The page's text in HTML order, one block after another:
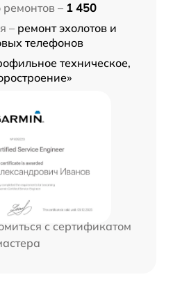
– 1 450
– ремонт эхолотов и
телефонов
техническое,
с сертификатом